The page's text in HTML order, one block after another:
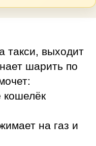
такси, выходит
шарить по
кошелёк
на газ и